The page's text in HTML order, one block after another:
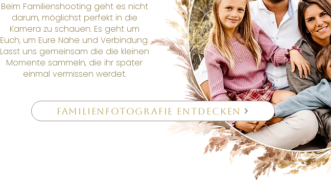
Beim Familienshooting geht es nicht
darum, möglichst perfekt in die
Kamera zu schauen. Es geht um
Euch, um Eure Nähe und Verbindung.
Lasst uns gemeinsam die die kleinen
Momente sammeln, die ihr später
einmal vermissen werdet.
Familienfotografie entdecken